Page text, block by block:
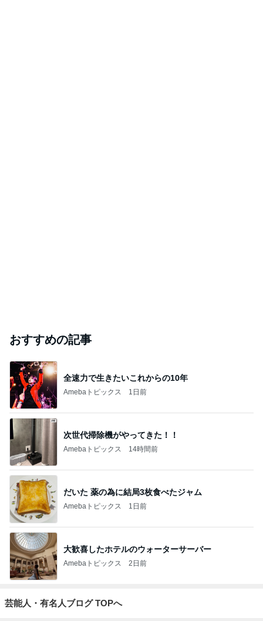
おすすめの記事
全速力で生きたいこれからの10年
Amebaトピックス 1日前
次世代掃除機がやってきた！！
Amebaトピックス 14時間前
だいた 薬の為に結局3枚食べたジャム
Amebaトピックス 1日前
大歓喜したホテルのウォーターサーバー
Amebaトピックス 2日前
芸能人・有名人ブログ TOPへ